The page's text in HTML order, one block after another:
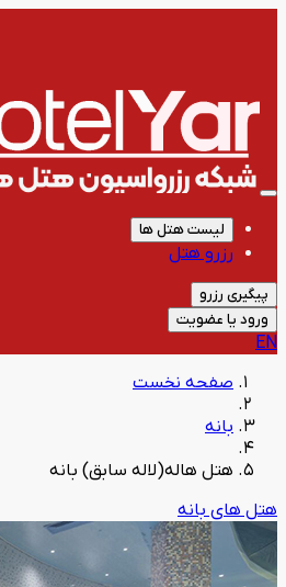
لیست هتل ها
رزرو هتل
پیگیری رزرو
ورود یا عضویت
EN
صفحه نخست
بانه
هتل هاله(لاله سابق) بانه
هتل های بانه